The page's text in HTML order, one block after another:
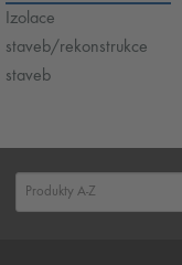
Izolace
staveb/rekonstrukce
staveb